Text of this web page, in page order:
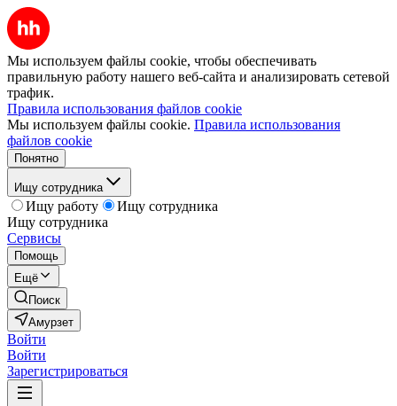
Мы используем файлы cookie, чтобы обеспечивать
правильную работу нашего веб-сайта и анализировать сетевой
трафик.
Правила использования файлов cookie
Мы используем файлы cookie. Правила использования
файлов cookie
Понятно
Ищу сотрудника
Ищу работу
Ищу сотрудника
Ищу сотрудника
Сервисы
Помощь
Ещё
Поиск
Амурзет
Войти
Войти
Зарегистрироваться